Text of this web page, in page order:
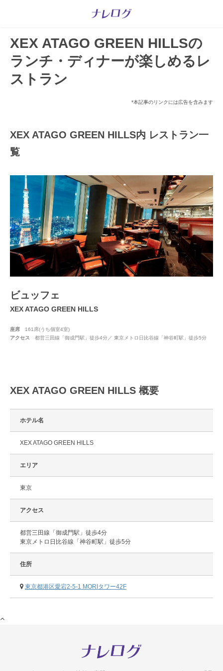
XEX ATAGO GREEN HILLSの
ランチ・ディナーが楽しめるレ
ストラン
*本記事のリンクには広告を含みます
XEX ATAGO GREEN HILLS内 レストラン一
覧
ビュッフェ
XEX ATAGO GREEN HILLS
座席 161席(うち個室4室)
アクセス 都営三田線「御成門駅」徒歩4分／ 東京メトロ日比谷線「神谷町駅」徒歩5分
XEX ATAGO GREEN HILLS 概要
ホテル名
XEX ATAGO GREEN HILLS
エリア
東京
アクセス
都営三田線「御成門駅」徒歩4分
東京メトロ日比谷線「神谷町駅」徒歩5分
住所
東京都港区愛宕2-5-1 MORIタワー42F